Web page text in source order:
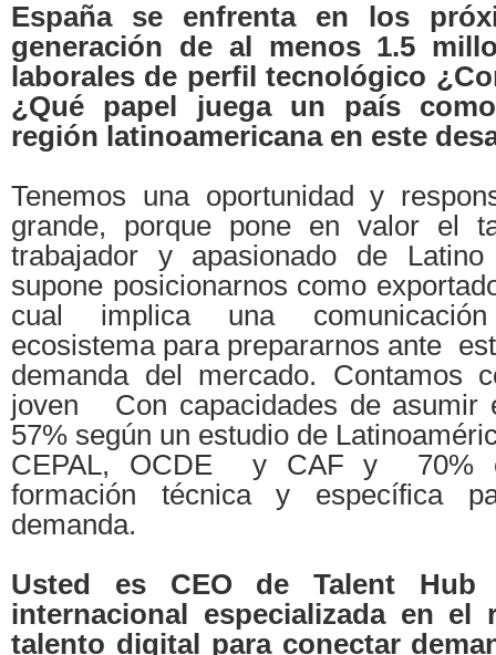
España se enfrenta en los
generación de al menos 1.5
laborales de perfil tecnológico
¿Qué papel juega un país
región latinoamericana en este
Tenemos una oportunidad y
grande, porque pone en valor el
trabajador y apasionado de
supone posicionarnos como
cual implica una
ecosistema para prepararnos ante
demanda del mercado. Contamos
joven Con capacidades de asumir
57% según un estudio de
CEPAL, OCDE y CAF y 70%
formación técnica y específica
demanda.
Usted es CEO de Talent Hub
internacional especializada en el
talento digital para conectar